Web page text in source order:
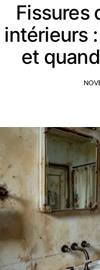
Fissures
intérieurs
et